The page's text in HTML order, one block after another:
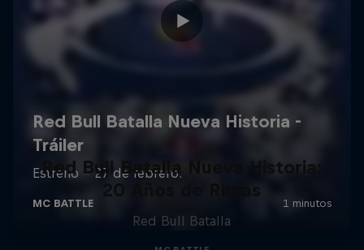
Red Bull Batalla Nueva Historia:
20 Años de Rimas
Red Bull Batalla